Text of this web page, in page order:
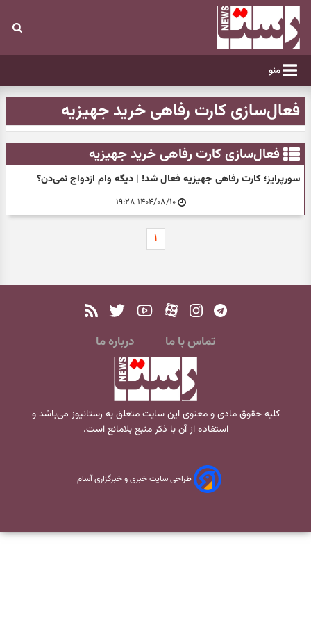
منو
فعال‌سازی کارت رفاهی خرید جهیزیه
فعال‌سازی کارت رفاهی خرید جهیزیه
سورپرایز؛ کارت رفاهی جهیزیه فعال شد! | دیگه وام ازدواج نمی‌دن؟
۱۴۰۴/۰۸/۱۰ ۱۹:۲۸
۱
تماس با ما درباره ما
کلیه حقوق مادی و معنوی این سایت متعلق به رستانیوز می‌باشد و
استفاده از آن با ذکر منبع بلامانع است.
طراحی سایت خبری و خبرگزاری آسام